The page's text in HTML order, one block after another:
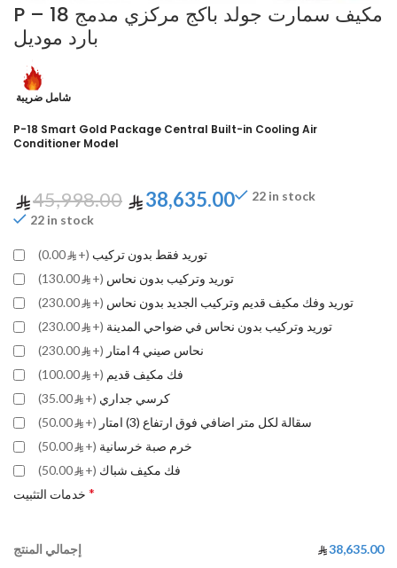
P – 18 مكيف سمارت جولد باكج مركزي مدمج
بارد موديل
شامل ضريبة
P-18 Smart Gold Package Central Built-in Cooling Air
Conditioner Model
45,998.00 38,635.00
22 in stock
22 in stock
توريد فقط بدون تركيب (+
0.00)
توريد وتركيب بدون نحاس (+
130.00)
توريد وفك مكيف قديم وتركيب الجديد بدون نحاس (+
230.00)
توريد وتركيب بدون نحاس في ضواحي المدينة (+
230.00)
نحاس صيني 4 امتار
(+
230.00)
فك مكيف قديم (+
100.00)
كرسي جداري (+
35.00)
سقالة لكل متر اضافي فوق ارتفاع (3) امتار
(+
50.00)
خرم صبة خرسانية (+
50.00)
فك مكيف شباك (+
50.00)
خدمات التثبيت *
إجمالي المنتج
38,635.00